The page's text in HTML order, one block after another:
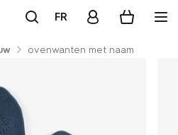
FR
ovenwanten met naam